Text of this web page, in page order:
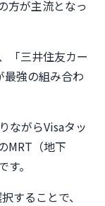
方が主流となっ
「三井住友カー
最強の組み合わ
ながらVisaタッ
MRT（地下
。
することで、